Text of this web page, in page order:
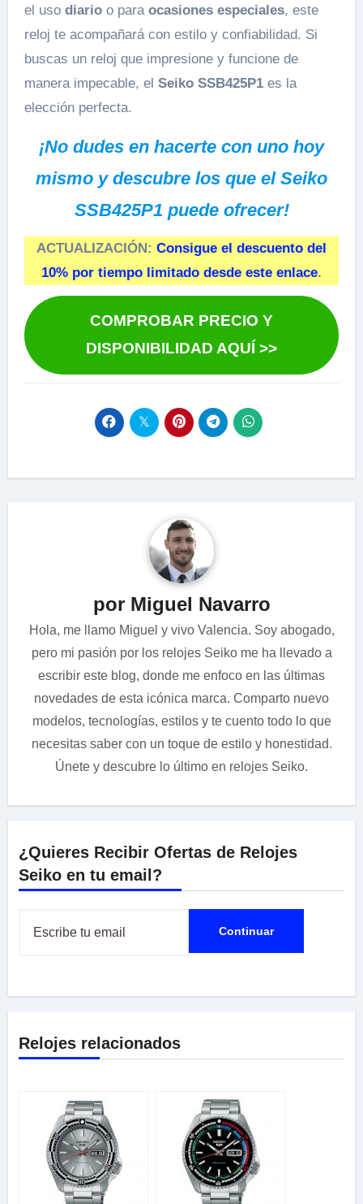
el uso diarioo para ocasiones especiales, este
reloj te acompañará con estilo y confiabilidad. Si
buscas un reloj que impresione y funcione de
manera impecable, el Seiko SSB425P1 es la
elección perfecta.
¡No dudes en hacerte con uno hoy
mismo y descubre los que el Seiko
SSB425P1 puede ofrecer!
ACTUALIZACIÓN: Consigue el descuento del
10% por tiempo limitado desde este enlace.
COMPROBAR PRECIO Y
DISPONIBILIDAD AQUÍ >>
por Miguel Navarro
Hola, me llamo Miguel y vivo Valencia. Soy abogado,
pero mi pasión por los relojes Seiko me ha llevado a
escribir este blog, donde me enfoco en las últimas
novedades de esta icónica marca. Comparto nuevo
modelos, tecnologías, estilos y te cuento todo lo que
necesitas saber con un toque de estilo y honestidad.
Únete y descubre lo último en relojes Seiko.
¿Quieres Recibir Ofertas de Relojes
Seiko en tu email?
Relojes relacionados